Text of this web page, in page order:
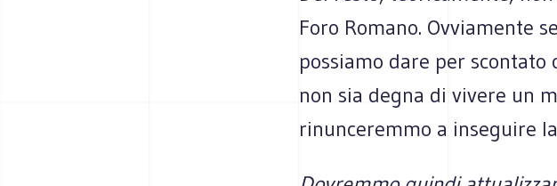
Foro Romano. Ovviamente
possiamo dare per scontato
non sia degna di vivere un
rinunceremmo a inseguire